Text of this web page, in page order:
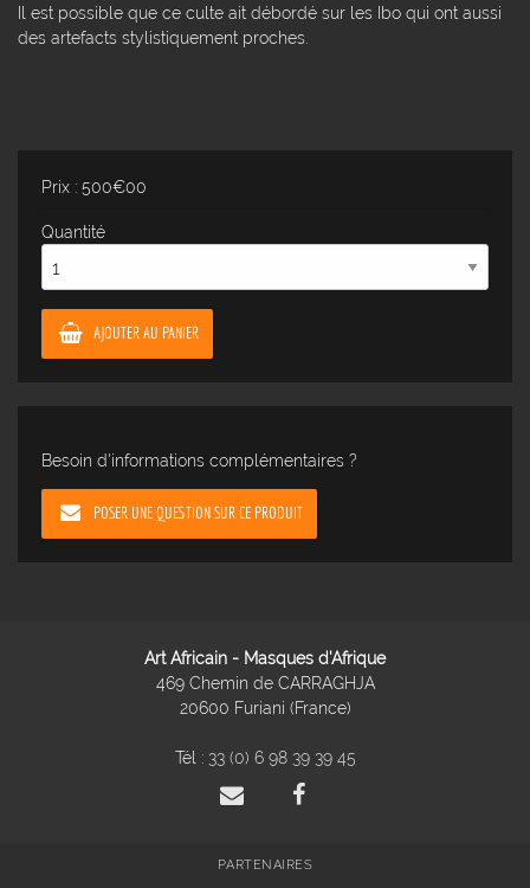
Il est possible que ce culte ait débordé sur les Ibo qui ont aussi
des artefacts stylistiquement proches.
Prix : 500€00
Quantité
AJOUTER AU PANIER
Besoin d'informations complémentaires ?
POSER UNE QUESTION SUR CE PRODUIT
Art Africain - Masques d'Afrique
469 Chemin de CARRAGHJA
20600 Furiani (France)
Tél : 33 (0) 6 98 39 39 45
PARTENAIRES